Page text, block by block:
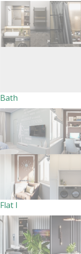
Bath
Flat I